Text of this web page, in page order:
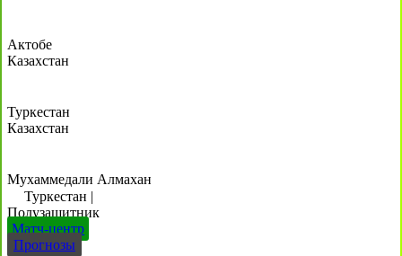
Актобе
Казахстан
Туркестан
Казахстан
Мухаммедали Алмахан
Туркестан |
Полузащитник
Матч-центр
Прогнозы